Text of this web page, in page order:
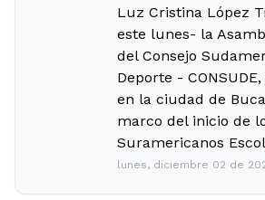
Luz Cristina López
este lunes- la
del Consejo
Deporte -
en la ciudad de
marco del inicio de
Suramericanos
lunes, diciembre 02 de